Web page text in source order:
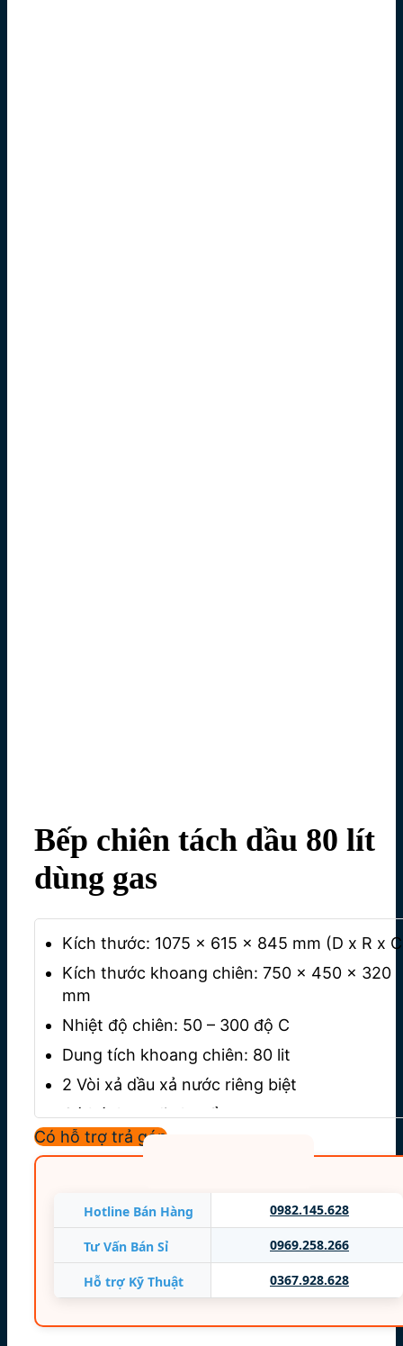
Bếp chiên tách dầu 80 lít
dùng gas
Kích thước: 1075 x 615 x 845 mm (D x R x
Kích thước khoang chiên: 750 x 450 x 320
mm
Nhiệt độ chiên: 50 – 300 độ C
Dung tích khoang chiên: 80 lit
2 Vòi xả dầu xả nước riêng biệt
Có bánh xe di chuyển
Nguồn điện: 220V/380V/50Hz
Chất liệu: Inox cao cấp, chống gỉ
Bảo hành 12 tháng
Có hỗ trợ trả góp
Hotline Bán Hàng 0982.145.628
Tư Vấn Bán Sỉ 0969.258.266
Hỗ trợ Kỹ Thuật 0367.928.628